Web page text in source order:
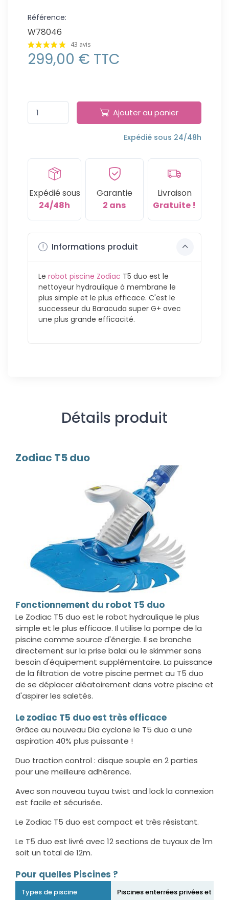
Référence:
W78046
43 avis
299,00 € TTC
Ajouter au panier
Expédié sous 24/48h
Expédié sous
24/48h
Garantie
2 ans
Livraison
Gratuite !
Informations produit
Le robot piscine Zodiac T5 duo est le
nettoyeur hydraulique à membrane le
plus simple et le plus efficace. C'est le
successeur du Baracuda super G+ avec
une plus grande efficacité.
Détails produit
Zodiac T5 duo
Fonctionnement du robot T5 duo
Le Zodiac T5 duo est le robot hydraulique le plus
simple et le plus efficace. Il utilise la pompe de la
piscine comme source d'énergie. Il se branche
directement sur la prise balai ou le skimmer sans
besoin d'équipement supplémentaire. La puissance
de la filtration de votre piscine permet au T5 duo
de se déplacer aléatoirement dans votre piscine et
d'aspirer les saletés.
Le zodiac T5 duo est très efficace
Grâce au nouveau Dia cyclone le T5 duo a une
aspiration 40% plus puissante !
Duo traction control : disque souple en 2 parties
pour une meilleure adhérence.
Avec son nouveau tuyau twist and lock la connexion
est facile et sécurisée.
Le Zodiac T5 duo est compact et très résistant.
Le T5 duo est livré avec 12 sections de tuyaux de 1m
soit un total de 12m.
Pour quelles Piscines ?
Types de piscine Piscines enterrées privées et